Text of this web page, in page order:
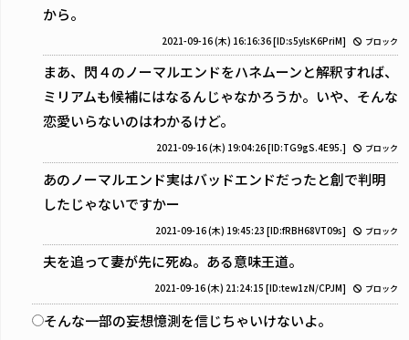
から。
2021-09-16 (木) 16:16:36[ID:s5ylsK6PriM] ブロック
まあ、閃４のノーマルエンドをハネムーンと解釈すれば、
ミリアムも候補にはなるんじゃなかろうか。いや、そんな
恋愛いらないのはわかるけど。
2021-09-16 (木) 19:04:26[ID:TG9gS.4E95.] ブロック
あのノーマルエンド実はバッドエンドだったと創で判明
したじゃないですかー
2021-09-16 (木) 19:45:23 [ID:fRBH68VT09s] ブロック
夫を追って妻が先に死ぬ。ある意味王道。
2021-09-16 (木) 21:24:15 [ID:tew1zN/CPJM] ブロック
そんな一部の妄想憶測を信じちゃいけないよ。